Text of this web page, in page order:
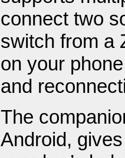
connect two
switch from a
on your
and
The
Android,